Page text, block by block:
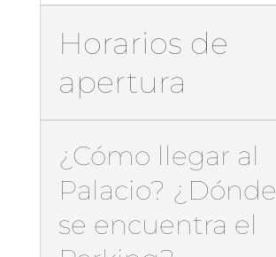
Horarios de
apertura
¿Cómo llegar al
Palacio? ¿Dónde
se encuentra el